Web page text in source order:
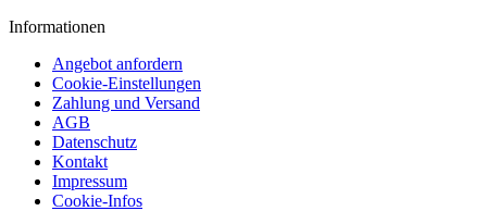
Informationen
Angebot anfordern
Cookie-Einstellungen
Zahlung und Versand
AGB
Datenschutz
Kontakt
Impressum
Cookie-Infos